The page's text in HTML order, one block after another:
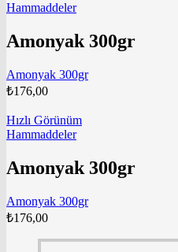
Hammaddeler
Amonyak 300gr
Amonyak 300gr
₺176,00
Hızlı Görünüm
Hammaddeler
Amonyak 300gr
Amonyak 300gr
₺176,00